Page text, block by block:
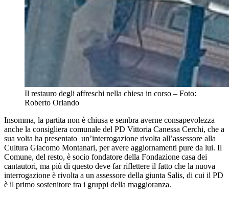
Il restauro degli affreschi nella chiesa in corso – Foto:
Roberto Orlando
Insomma, la partita non è chiusa e sembra averne consapevolezza
anche la consigliera comunale del PD Vittoria Canessa Cerchi, che a
sua volta ha presentato un’interrogazione rivolta all’assessore alla
Cultura Giacomo Montanari, per avere aggiornamenti pure da lui. Il
Comune, del resto, è socio fondatore della Fondazione casa dei
cantautori, ma più di questo deve far riflettere il fatto che la nuova
interrogazione è rivolta a un assessore della giunta Salis, di cui il PD
è il primo sostenitore tra i gruppi della maggioranza.